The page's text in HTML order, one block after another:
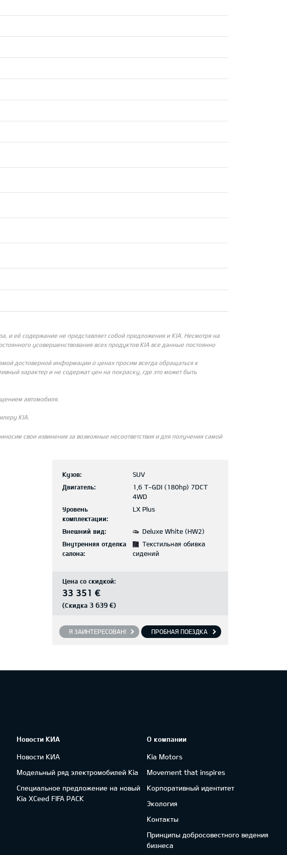
и её содержание не представляет собой предложения и KIA. Несмотря на
усовершенствования всех продуктов KIA все данные постоянно
достоверной информации о ценах просим всегда обращаться к
характер и не содержат цен на покраску, где это может быть
автомобиля.
KIA.
свои извинения за возможные несоответствия и для получения самой
Кузов:
SUV
Двигатель:
1,6 T-GDI (180hp) 7DCT
4WD
Уровень
комплектации:
LX Plus
Внешний вид:
Deluxe White (HW2)
Внутренняя отделка
салона:
Текстильная обивка
сидений
Цена со скидкой:
33 351 €
(Скидка 3 639 €)
Я ЗАИНТЕРЕСОВАН! ПРОБНАЯ ПОЕЗДКА
Новости КИА
Новости КИА
Модельный ряд электромобилей Kia
Специальное предложение на новый
Kia XCeed FIFA PACK
О компании
Kia Motors
Movement that inspires
Корпоративный идентитет
Экология
Контакты
Принципы добросовестного ведения
бизнеса